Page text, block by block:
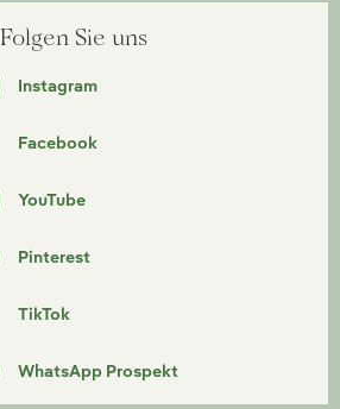
Folgen Sie uns
Instagram
Facebook
YouTube
Pinterest
TikTok
WhatsApp Prospekt